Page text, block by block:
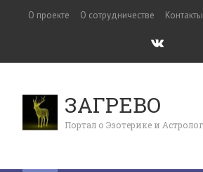
О проекте О сотрудничестве Контакты
ЗАГРЕВО
Портал о Эзотерике и